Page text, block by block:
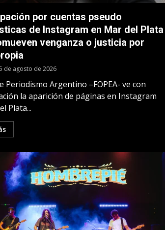
por cuentas pseudo
de Instagram en Mar del Plata
venganza o justicia por
de agosto de 2026
Periodismo Argentino –FOPEA- ve con
la aparición de páginas en Instagram
Plata...